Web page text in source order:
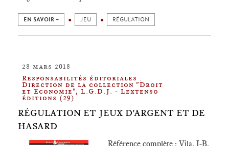
EN SAVOIR + JEU RÉGULATION
28 mars 2018
Responsabilités éditoriales :
Direction de la collection "Droit
et Economie", L.G.D.J. - Lextenso
éditions (29)
RÉGULATION ET JEUX D'ARGENT ET DE
HASARD
Référence complète : Vila, J-B.